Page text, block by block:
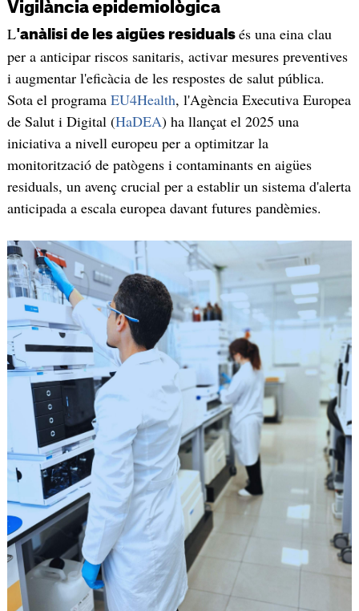
Vigilància epidemiològica
L'anàlisi de les aigües residuals és una eina clau
per a anticipar riscos sanitaris, activar mesures preventives
i augmentar l'eficàcia de les respostes de salut pública.
Sota el programa EU4Health, l'Agència Executiva Europea
de Salut i Digital (HaDEA) ha llançat el 2025 una
iniciativa a nivell europeu per a optimitzar la
monitorització de patògens i contaminants en aigües
residuals, un avenç crucial per a establir un sistema d'alerta
anticipada a escala europea davant futures pandèmies.